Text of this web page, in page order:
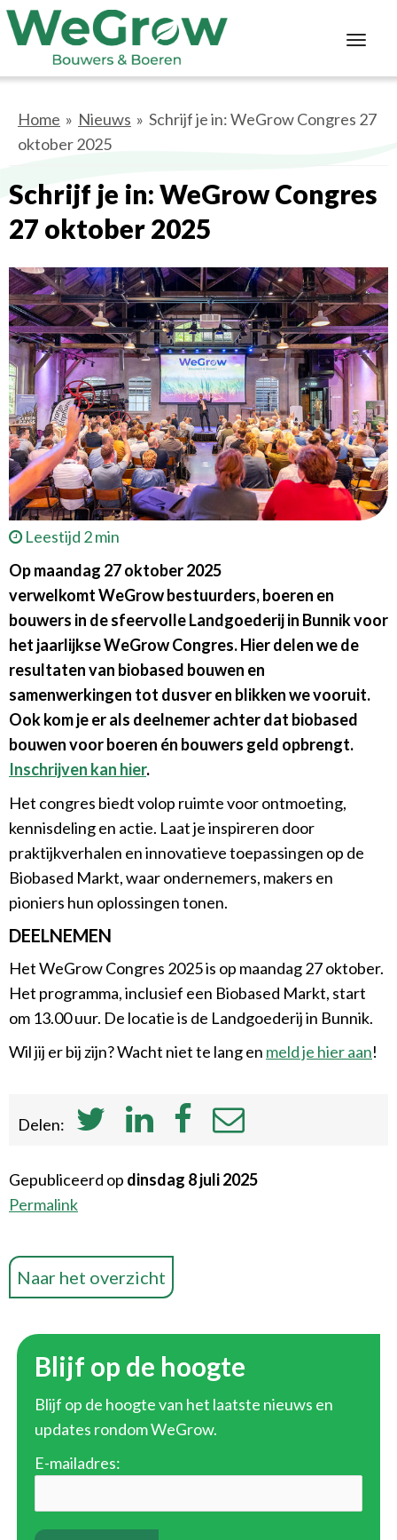
Home » Nieuws » Schrijf je in: WeGrow Congres 27
oktober 2025
Schrijf je in: WeGrow Congres
27 oktober 2025
Leestijd 2 min
Op maandag 27 oktober 2025
verwelkomtWeGrowbestuurders, boeren en
bouwers in de sfeervolle Landgoederij in Bunnik voor
het jaarlijkseWeGrowCongres. Hier delen we de
resultaten van biobased bouwen en
samenwerkingen tot dusver en blikken we vooruit.
Ook kom je er als deelnemer achter dat biobased
bouwen voor boeren én bouwers geld opbrengt.
Inschrijven kan hier.
Het congres biedt volop ruimte voor ontmoeting,
kennisdeling en actie. Laat je inspireren door
praktijkverhalen en innovatieve toepassingen op de
Biobased Markt, waar ondernemers, makers en
pioniers hun oplossingen tonen.
DEELNEMEN
HetWeGrowCongres 2025 is op maandag 27 oktober.
Het programma, inclusief een Biobased Markt, start
om 13.00 uur. De locatie is de Landgoederij in Bunnik.
Wil jij er bij zijn? Wacht niet te lang en meld je hier aan!
Delen:
Gepubliceerd op dinsdag 8 juli 2025
Permalink
Naar het overzicht
Blijf op de hoogte
Blijf op de hoogte van het laatste nieuws en
updates rondom WeGrow.
E-mailadres: